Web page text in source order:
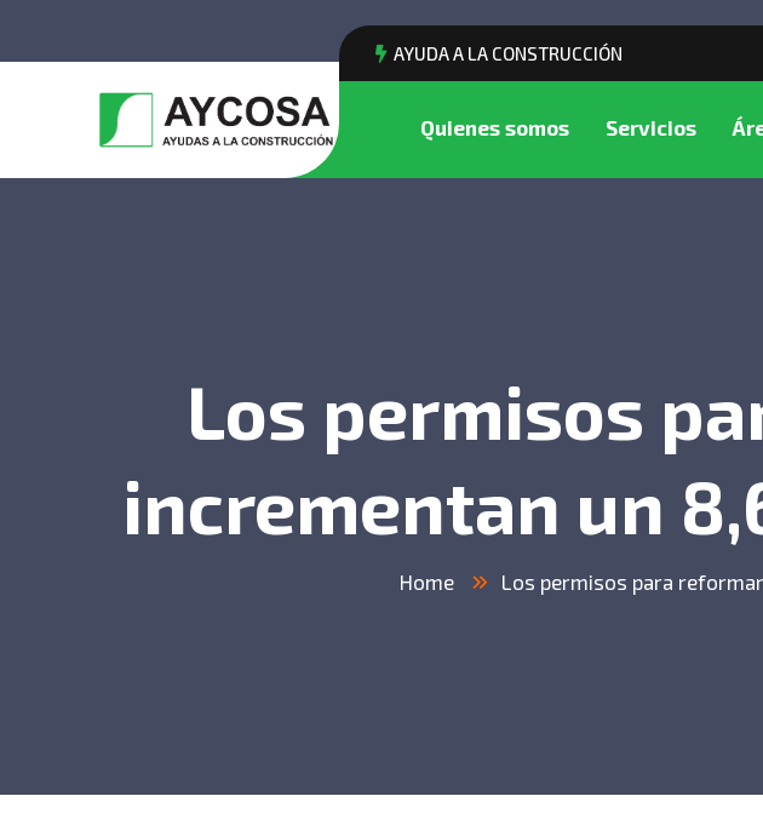
AYUDA A LA CONSTRUCCIÓN
Quienes somos Servicios
Los permisos
incrementan un
Home Los permisos para